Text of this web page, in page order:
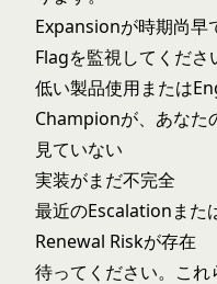
Expansionが時期尚早
Flagを監視してくださ
低い製品使用または
Championが、あなた
見ていない
実装がまだ不完全
最近のEscalationまた
Renewal Riskが存在
待ってください。これ